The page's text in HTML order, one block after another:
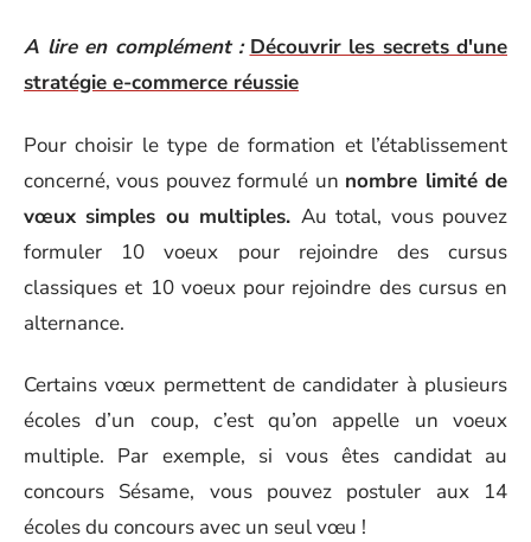
A lire en complément : Découvrir les secrets d'une
stratégie e-commerce réussie
Pour choisir le type de formation et l’établissement
concerné, vous pouvez formulé un nombre limité de
vœux simples ou multiples. Au total, vous pouvez
formuler 10 voeux pour rejoindre des cursus
classiques et 10 voeux pour rejoindre des cursus en
alternance.
Certainsvœux permettent de candidater à plusieurs
écoles d’un coup, c’est qu’on appelle un voeux
multiple. Par exemple, si vous êtes candidat au
concours Sésame, vous pouvez postuler aux 14
écoles du concours avec un seulvœu !